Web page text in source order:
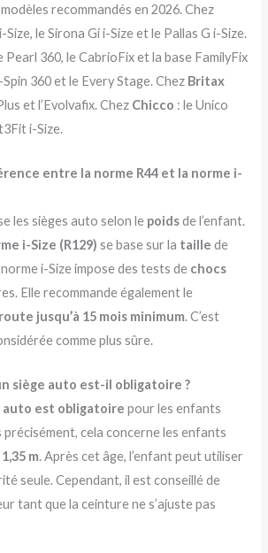
recommandés en 2026. Chez
Size, le Sirona Gi i-Size et le Pallas G i-Size.
Pearl 360, le CabrioFix et la base FamilyFix
Spin 360 et le Every Stage. Chez Britax
et l’Evolvafix. Chez Chicco : le Unico
i-Size.
entre la norme R44 et la norme i-
les sièges auto selon le poidsde l’enfant.
i-Size (R129) se base sur la taille de
i-Size impose des tests de chocs
Elle recommande également le
jusqu’à 15 mois minimum. C’est
comme plus sûre.
siège auto est-il obligatoire ?
auto est obligatoire pour les enfants
précisément, cela concerne les enfants
1,35 m. Après cet âge, l’enfant peut utiliser
seule. Cependant, il est conseillé de
tant que la ceinture ne s’ajuste pas